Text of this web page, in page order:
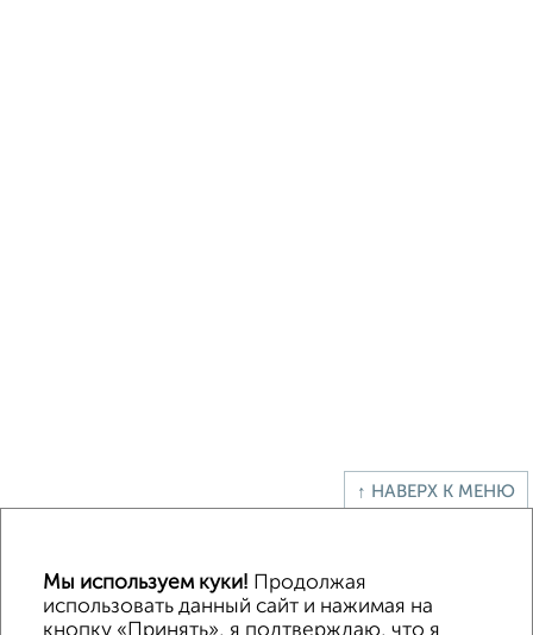
↑ НАВЕРХ К МЕНЮ
Помещение свободного назначения
Производственное помещение
Мы используем куки! Продолжая
использовать данный сайт и нажимая на
кнопку «Принять», я подтверждаю, что я